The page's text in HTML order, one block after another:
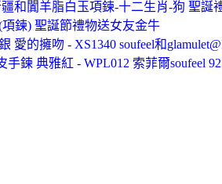
和闐羊脂白玉項鍊-十二生肖-狗 聖誕
鍊) 聖誕節禮物送女友金牛
愛的擁吻 - XS1340 soufeel和
鍊 典雅紅 - WPL012 索菲爾soufeel